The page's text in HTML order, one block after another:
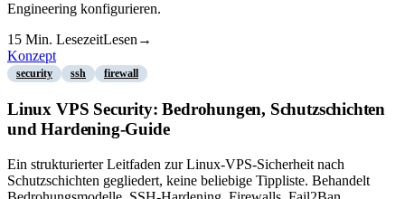
Engineering konfigurieren.
15 Min. LesezeitLesen →
Konzept
security ssh firewall
Linux VPS Security: Bedrohungen, Schutzschichten
und Hardening-Guide
Ein strukturierter Leitfaden zur Linux-VPS-Sicherheit nach
Schutzschichten gegliedert, keine beliebige Tippliste. Behandelt